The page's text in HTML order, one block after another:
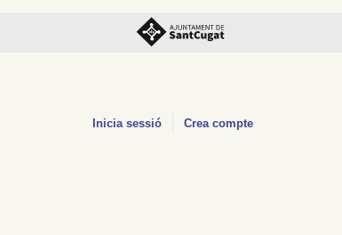
Inicia sessió Crea compte